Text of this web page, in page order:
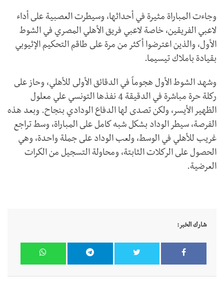
وجاءت المباراة مثيرة في أحداثها، وسيطرت العصبية على أداء
لاعبي الفريقين، خاصة لاعبي فريق الأهلي المصري في الشوط
الأول، والذين اعترضوا أكثر من مرة على طاقم التحكيم الإثيوبي
بقيادة باملاك تيسيما.
وشهد الشوط الأول هجوماً في الدقائق الأولى للأهلي، وحاز على
ركلة حرة مباشرة في الدقيقة 4 نفذها التونسي علي معلول
الظهير الأيسر، ولكن تصدى لها الدفاع الودادي بنجاح. وبعد هذه
الفرصة، سيطر الوداد بشكل شبه كامل على المباراة، وسط تراجع
غريب للأهلي في الوسط، ولعب الوداد على جملة واحدة، وهي
الحصول على الركلات الثابتة، ومحاولة التسجيل من الكرات
العرضية.
شارك الخبر: